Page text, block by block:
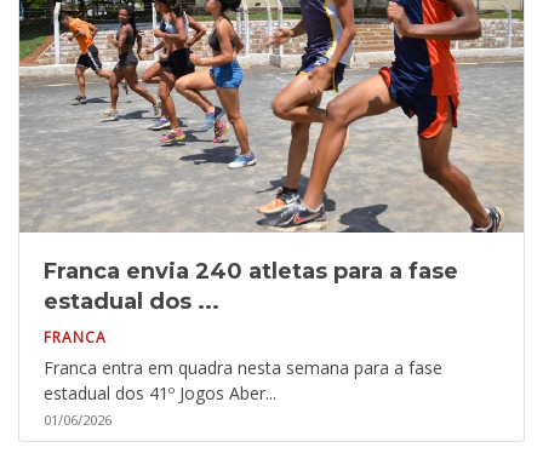
Franca envia 240 atletas para a fase
estadual dos ...
FRANCA
Franca entra em quadra nesta semana para a fase
estadual dos 41º Jogos Aber...
01/06/2026